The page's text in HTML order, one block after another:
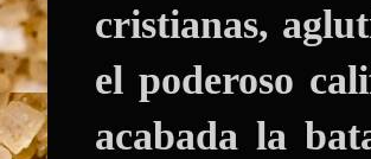
cristianas,
el poderoso
acabada la